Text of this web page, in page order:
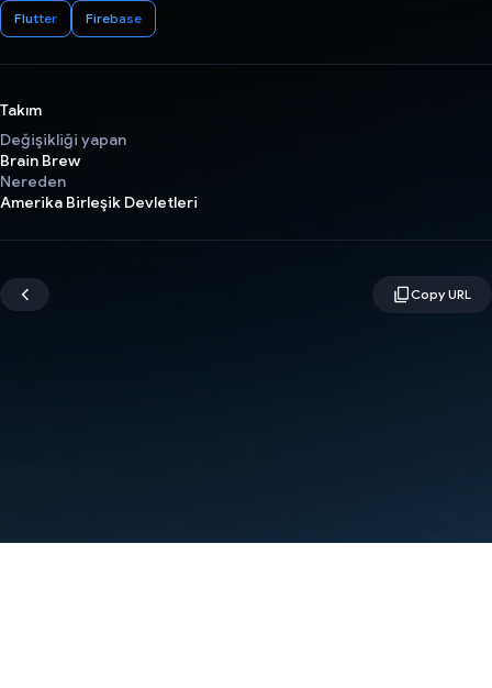
Flutter Firebase
Takım
Değişikliği yapan
Brain Brew
Nereden
Amerika Birleşik Devletleri